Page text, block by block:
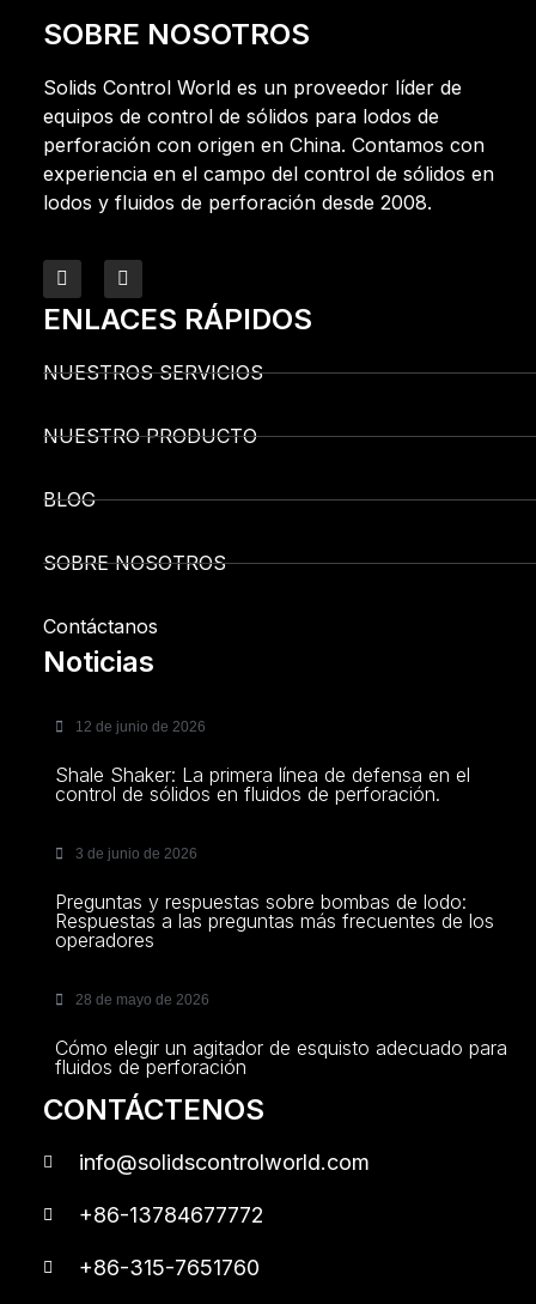
SOBRE NOSOTROS
Solids Control World es un proveedor líder de
equipos de control de sólidos para lodos de
perforación con origen en China. Contamos con
experiencia en el campo del control de sólidos en
lodos y fluidos de perforación desde 2008.
ENLACES RÁPIDOS
NUESTROS SERVICIOS
NUESTRO PRODUCTO
BLOG
SOBRE NOSOTROS
Contáctanos
Noticias
12 de junio de 2026
Shale Shaker: La primera línea de defensa en el
control de sólidos en fluidos de perforación.
3 de junio de 2026
Preguntas y respuestas sobre bombas de lodo:
Respuestas a las preguntas más frecuentes de los
operadores
28 de mayo de 2026
Cómo elegir un agitador de esquisto adecuado para
fluidos de perforación
CONTÁCTENOS
info@solidscontrolworld.com
+86-13784677772
+86-315-7651760